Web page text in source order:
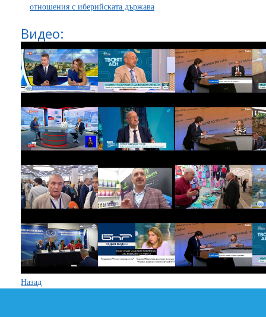
отношения с иберийската държава
Видео:
Назад